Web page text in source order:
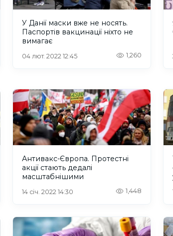
У Данії маски вже не носять.
Паспортів вакцинації ніхто не
вимагає
04 лют. 2022 12:45 1,260
Антивакс-Європа. Протестні
акції стають дедалі
масштабнішими
14 січ. 2022 14:30 1,448